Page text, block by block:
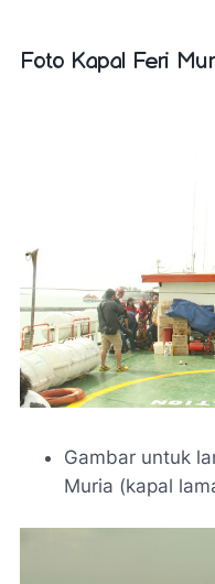
Foto Kapal Feri
Gambar untuk
Muria (kapal